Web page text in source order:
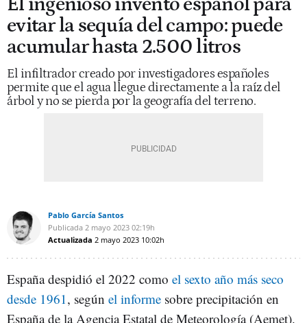
evitar la sequía del campo: puede
acumular hasta 2.500 litros
El infiltrador creado por investigadores españoles
permite que el agua llegue directamente a la raíz del
árbol y no se pierda por la geografía del terreno.
Pablo García Santos
Publicada 2 mayo 2023 02:19h
Actualizada 2 mayo 2023 10:02h
España despidió el 2022 como el sexto año más seco
desde 1961, según el informe sobre precipitación en
España de la Agencia Estatal de Meteorología (Aemet).